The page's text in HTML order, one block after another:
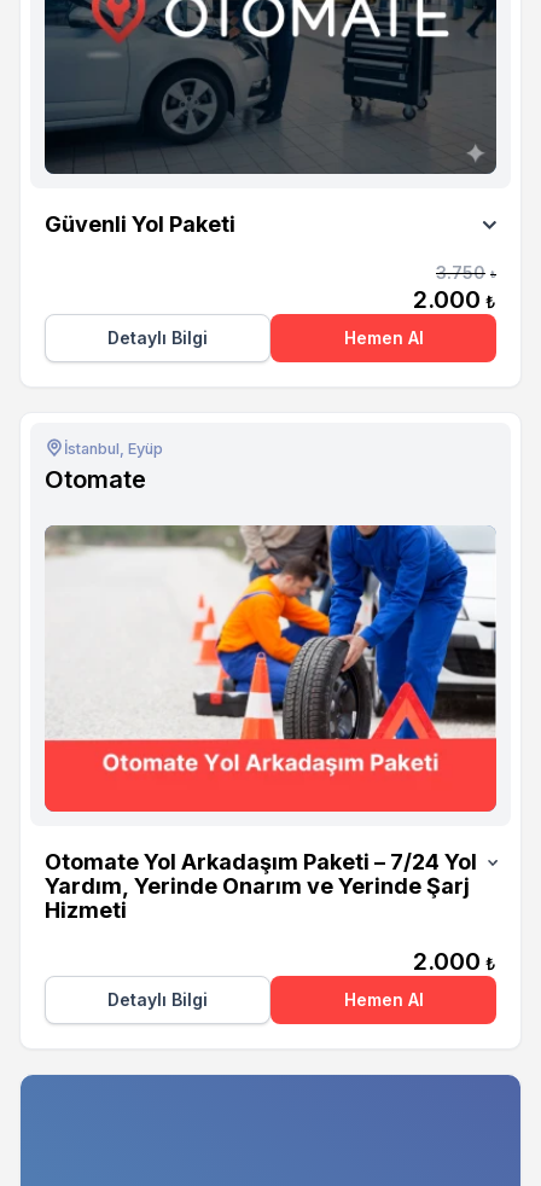
Güvenli Yol Paketi
3.750 ₺
2.000 ₺
Detaylı Bilgi
Hemen Al
İstanbul, Eyüp
Otomate
Otomate Yol Arkadaşım Paketi – 7/24 Yol
Yardım, Yerinde Onarım ve Yerinde Şarj
Hizmeti
2.000 ₺
Detaylı Bilgi
Hemen Al